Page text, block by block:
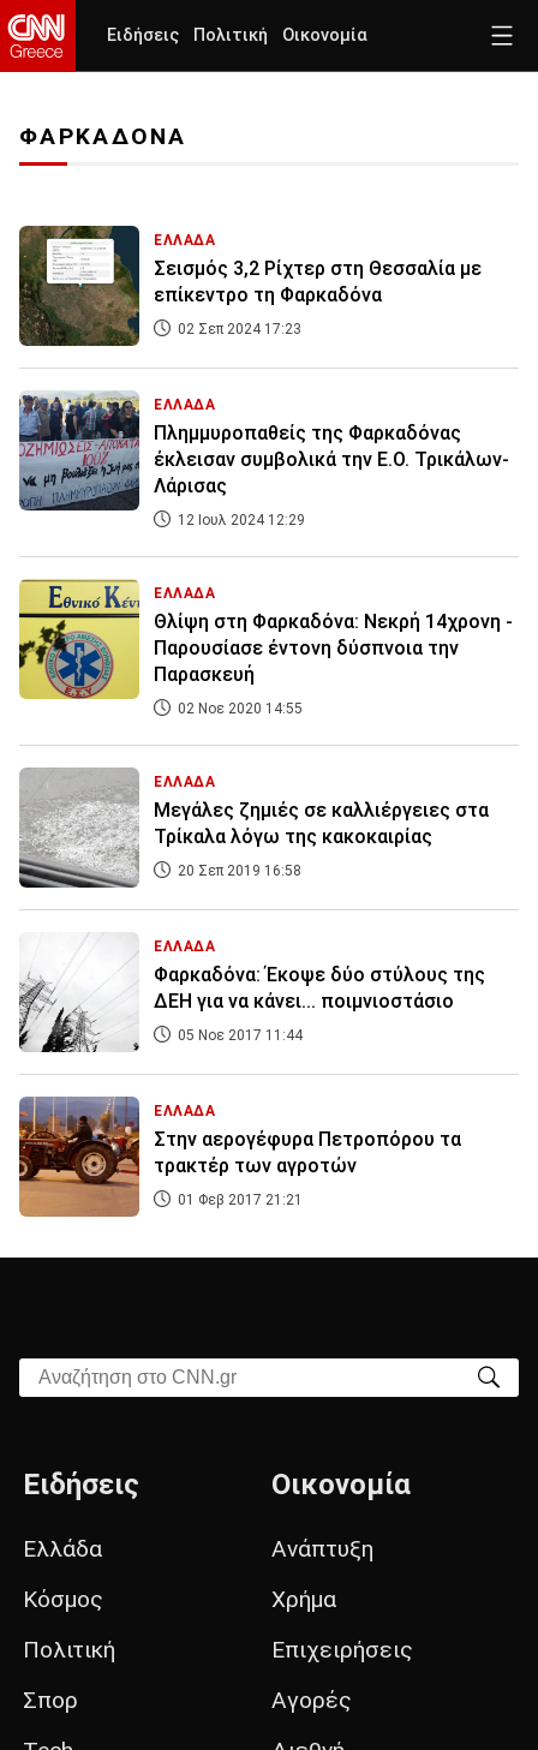
Ειδήσεις Πολιτική Οικονομία
ΦΑΡΚΑΔΟΝΑ
ΕΛΛΑΔΑ
Σεισμός 3,2 Ρίχτερ στη Θεσσαλία με
επίκεντρο τη Φαρκαδόνα
02 Σεπ 2024 17:23
ΕΛΛΑΔΑ
Πλημμυροπαθείς της Φαρκαδόνας
έκλεισαν συμβολικά την Ε.Ο. Τρικάλων-
Λάρισας
12 Ιουλ 2024 12:29
ΕΛΛΑΔΑ
Θλίψη στη Φαρκαδόνα: Νεκρή 14χρονη -
Παρουσίασε έντονη δύσπνοια την
Παρασκευή
02 Νοε 2020 14:55
ΕΛΛΑΔΑ
Μεγάλες ζημιές σε καλλιέργειες στα
Τρίκαλα λόγω της κακοκαιρίας
20 Σεπ 2019 16:58
ΕΛΛΑΔΑ
Φαρκαδόνα: Έκοψε δύο στύλους της
ΔΕΗ για να κάνει... ποιμνιoστάσιο
05 Νοε 2017 11:44
ΕΛΛΑΔΑ
Στην αερογέφυρα Πετροπόρου τα
τρακτέρ των αγροτών
01 Φεβ 2017 21:21
Αναζήτηση στο CNN.gr
Ειδήσεις
Ελλάδα
Κόσμος
Πολιτική
Σπορ
Οικονομία
Ανάπτυξη
Χρήμα
Επιχειρήσεις
Αγορές